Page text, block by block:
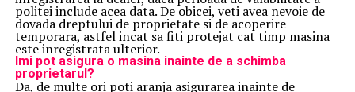
politei include acea data. De obicei, veti avea nevoie de
dovada dreptului de proprietate si de acoperire
temporara, astfel incat sa fiti protejat cat timp masina
este inregistrata ulterior.
Imi pot asigura o masina inainte de a schimba
proprietarul?
Da, de multe ori poti aranja asigurarea inainte de